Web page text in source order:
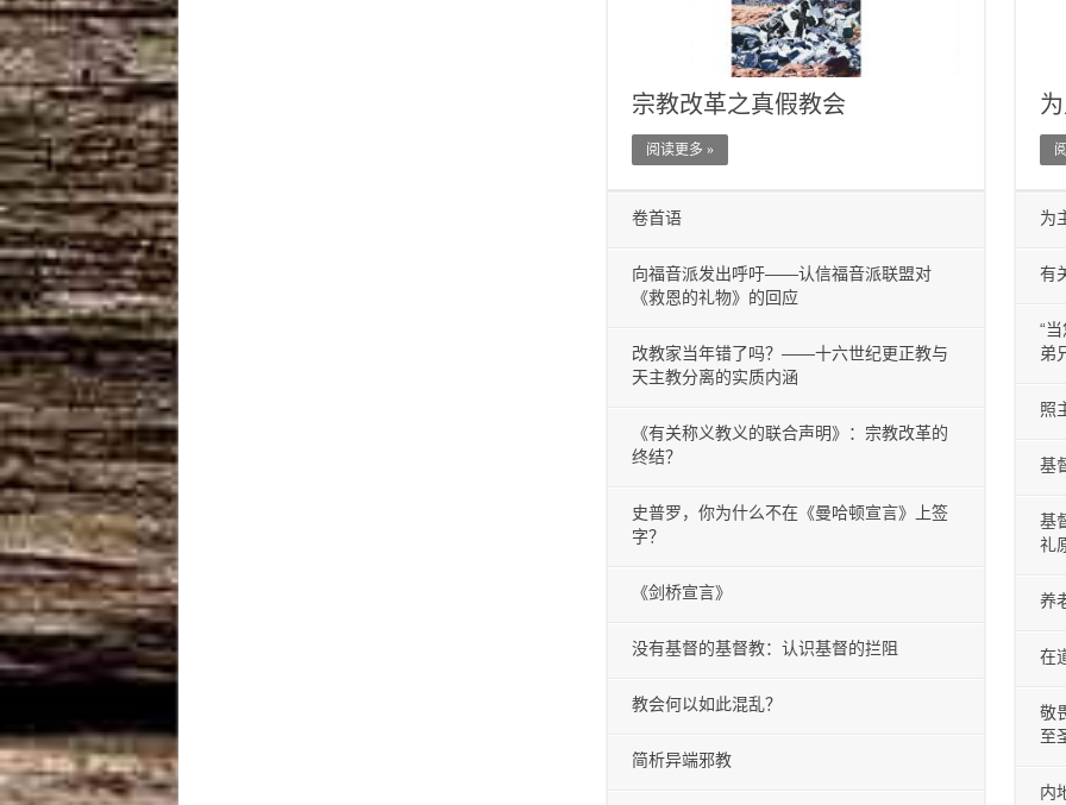
宗教改革之真假教会
阅读更多 »
卷首语
向福音派发出呼吁——认信福音派联盟对
《救恩的礼物》的回应
改教家当年错了吗？——十六世纪更正教与
天主教分离的实质内涵
《有关称义教义的联合声明》：宗教改革的
终结？
史普罗，你为什么不在《曼哈顿宣言》上签
字？
《剑桥宣言》
没有基督的基督教：认识基督的拦阻
教会何以如此混乱？
简析异端邪教
为
有
“
弟
照
基
基
礼
养
在
敬
至
内